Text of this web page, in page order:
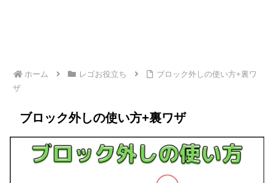
ホーム レゴお役立ち
ブロック外しの使い方+裏ワ
ザ
ブロック外しの使い方+裏ワザ